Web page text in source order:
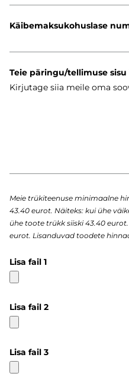
Käibemaksukohuslase
Teie päringu/tellimuse sisu
Meie trükiteenuse minimaalne
43.40 eurot. Näiteks: kui ühe
ühe toote trükk siiski 43.40
eurot. Lisanduvad toodete
Lisa fail 1
Lisa fail 2
Lisa fail 3